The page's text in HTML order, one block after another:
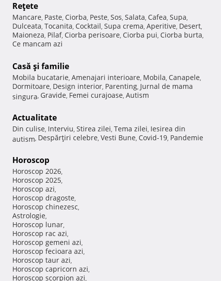
Reţete
Mancare, Paste, Ciorba, Peste, Sos, Salata, Cafea, Supa,
Dulceata, Tocanita, Cocktail, Supa crema, Aperitive, Desert,
Maioneza, Pilaf, Ciorba perisoare, Ciorba pui, Ciorba burta,
Ce mancam azi
Casă şi familie
Mobila bucatarie, Amenajari interioare, Mobila, Canapele,
Dormitoare, Design interior, Parenting, Jurnal de mama
singura, Gravide, Femei curajoase, Autism
Actualitate
Din culise, Interviu, Stirea zilei, Tema zilei, Iesirea din
autism, Despărţiri celebre, Vesti Bune, Covid-19, Pandemie
Horoscop
Horoscop 2026,
Horoscop 2025,
Horoscop azi,
Horoscop dragoste,
Horoscop chinezesc,
Astrologie,
Horoscop lunar,
Horoscop rac azi,
Horoscop gemeni azi,
Horoscop fecioara azi,
Horoscop taur azi,
Horoscop capricorn azi,
Horoscop scorpion azi,